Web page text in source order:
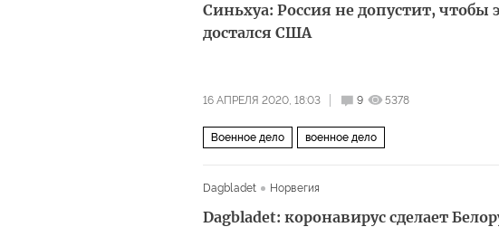
Синьхуа: Россия не допустит, чтобы
достался США
16 АПРЕЛЯ 2020, 18:03 9 5378
Военное дело военное дело
Dagbladet Норвегия
Dagbladet: коронавирус сделает